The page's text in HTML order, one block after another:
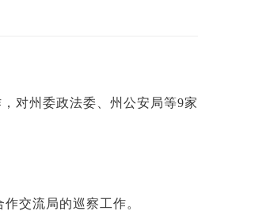
对州委政法委、州公安局等9家
交流局的巡察工作。